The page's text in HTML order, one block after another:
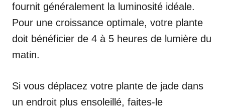
fournit généralement la luminosité idéale.
Pour une croissance optimale, votre plante
doit bénéficier de 4 à 5 heures de lumière du
matin.
Si vous déplacez votre plante de jade dans
un endroit plus ensoleillé, faites-le